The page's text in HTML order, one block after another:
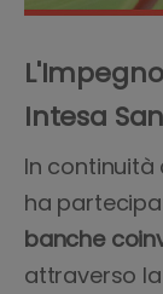
Intesa
In continuità
ha
banche
attraverso